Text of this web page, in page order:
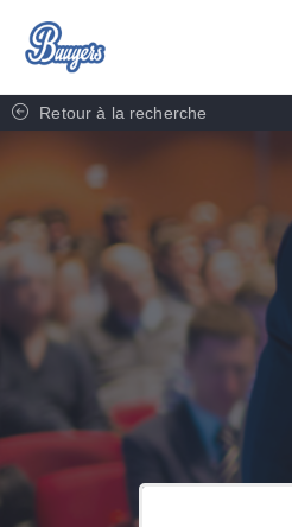
Retour à la recherche